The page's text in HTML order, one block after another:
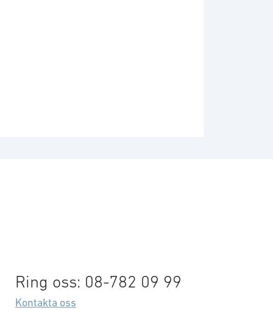
Ring oss: 08-782 09 99
Kontakta oss